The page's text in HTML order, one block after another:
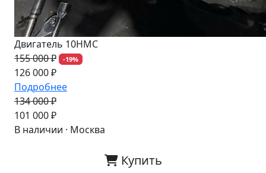
Двигатель 10HMC
155 000 ₽
-19%
126 000 ₽
Подробнее
134 000 ₽
101 000 ₽
В наличии · Москва
Купить